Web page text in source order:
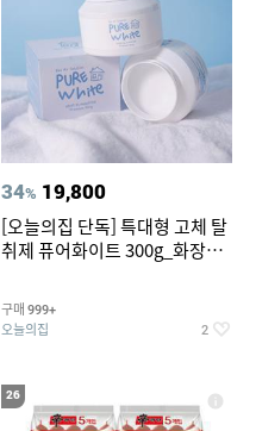
34% 19,800
[오늘의집 단독] 특대형 고체 탈
취제 퓨어화이트 300g_화장실
구매 999+
오늘의집 2
26